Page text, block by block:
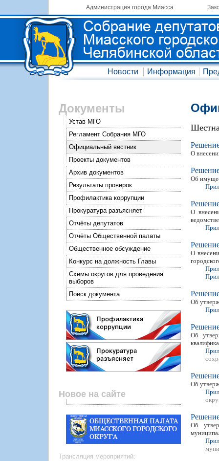
Администрация города Миасса
Новости Информация
Документы
Устав МГО
Регламент Собрания МГО
Официальный вестник
Проекты документов
Архив документов
Результаты проверок
Профилактика коррупции
Прокуратура разъясняет
Отчёты депутатов
Отчёты Общественной палаты
Общественное обсуждение
Конкурс на должность Главы
Схемы округов для проведения
выборов
Поиск документа
Новое на сайте
Трансляция мероприятий:
О
Об
О
О
Об
Об
Об
Об